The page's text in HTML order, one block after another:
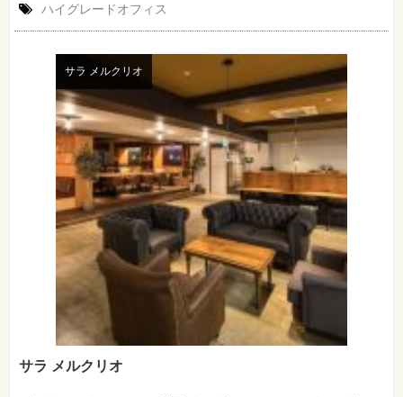
ハイグレードオフィス
サラ メルクリオ
サラ メルクリオ